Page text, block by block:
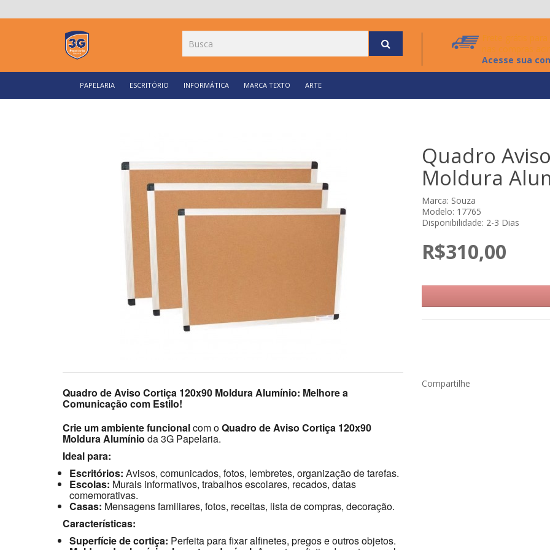
Frete grátis
nas compras
Acesse sua
PAPELARIA ESCRITÓRIO INFORMÁTICA MARCA TEXTO ARTE
Quadro de Aviso Cortiça 120x90 Moldura Alumínio: Melhore a
Comunicação com Estilo!
Crie um ambiente funcionalcom oQuadro de Aviso Cortiça 120x90
Moldura Alumínio da 3G Papelaria.
Ideal para:
Escritórios: Avisos, comunicados, fotos, lembretes, organização de tarefas.
Escolas: Murais informativos, trabalhos escolares, recados, datas
comemorativas.
Casas: Mensagens familiares, fotos, receitas, lista de compras, decoração.
Características:
Superfície de cortiça: Perfeita para fixar alfinetes, pregos e outros objetos.
Quadro
Moldura
Marca: Souza
Modelo: 17765
Disponibilidade: 2-3 Dias
R$310,00
Compartilhe